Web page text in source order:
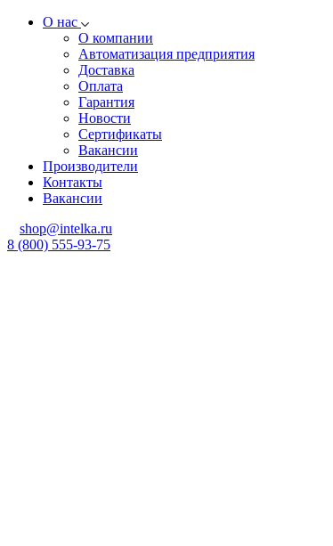
О нас
О компании
Автоматизация предприятия
Доставка
Оплата
Гарантия
Новости
Сертификаты
Вакансии
Производители
Контакты
Вакансии
shop@intelka.ru
8 (800) 555-93-75